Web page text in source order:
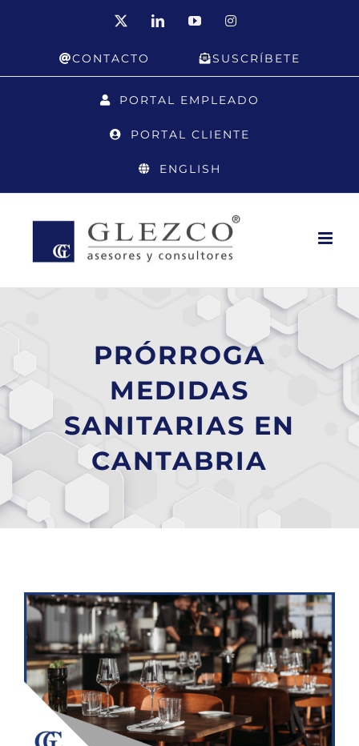
LinkedInYouTubeInstagram
CONTACTO SUSCRÍBETE
PORTAL EMPLEADO
PORTAL CLIENTE
ENGLISH
PRÓRROGA
MEDIDAS
SANITARIAS EN
CANTABRIA
Ver
imagen
más
grande